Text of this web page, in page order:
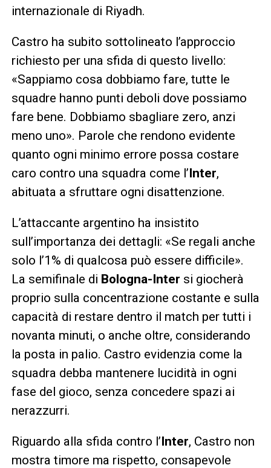
internazionale di Riyadh.
Castro ha subito sottolineato l’approccio
richiesto per una sfida di questo livello:
«Sappiamo cosa dobbiamo fare, tutte le
squadre hanno punti deboli dove possiamo
fare bene. Dobbiamo sbagliare zero, anzi
meno uno». Parole che rendono evidente
quanto ogni minimo errore possa costare
caro contro una squadra come l’Inter,
abituata a sfruttare ogni disattenzione.
L’attaccante argentino ha insistito
sull’importanza dei dettagli: «Se regali anche
solo l’1% di qualcosa può essere difficile».
La semifinale di Bologna-Inter si giocherà
proprio sulla concentrazione costante e sulla
capacità di restare dentro il match per tutti i
novanta minuti, o anche oltre, considerando
la posta in palio. Castro evidenzia come la
squadra debba mantenere lucidità in ogni
fase del gioco, senza concedere spazi ai
nerazzurri.
Riguardo alla sfida contro l’Inter, Castro non
mostra timore ma rispetto, consapevole